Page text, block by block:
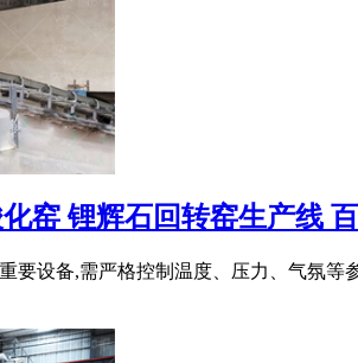
窑 锂辉石回转窑生产线
要设备,需严格控制温度、压力、气氛